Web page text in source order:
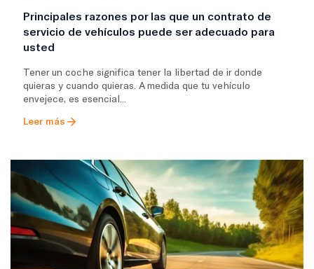
Principales razones por las que un contrato de
servicio de vehículos puede ser adecuado para
usted
Tener un coche significa tener la libertad de ir donde
quieras y cuando quieras. A medida que tu vehículo
envejece, es esencial...
Leer más